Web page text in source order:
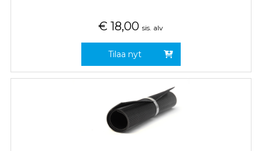
€ 18,00 sis. alv
Tilaa nyt